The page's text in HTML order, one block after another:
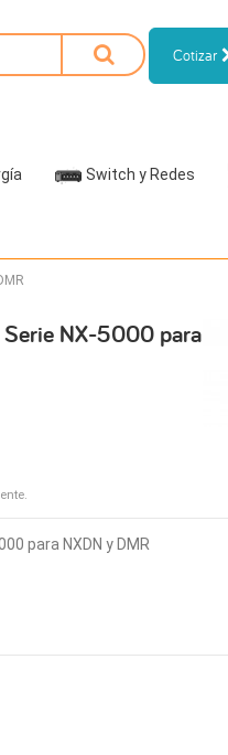
Cotizar
Switch y Redes
Serie NX-5000 para
para NXDN y DMR